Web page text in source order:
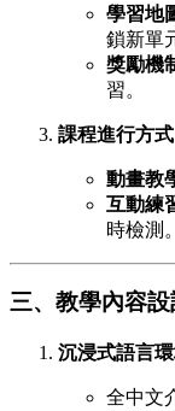
學習地
鎖新單
獎勵機
習。
課程進行方式
動畫教
互動練
時檢測。
三、教學內容
沉浸式語言
全中文